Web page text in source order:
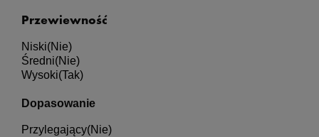
Przewiewność
Niski(Nie)
Średni(Nie)
Wysoki(Tak)
Dopasowanie
Przylegający(Nie)